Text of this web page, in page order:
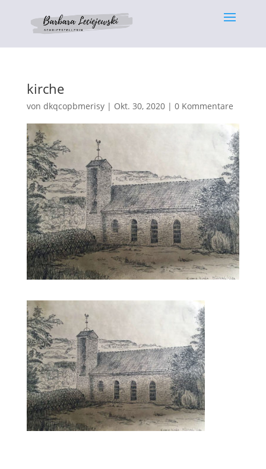
kirche
von dkqcopbmerisy| Okt. 30, 2020| 0 Kommentare